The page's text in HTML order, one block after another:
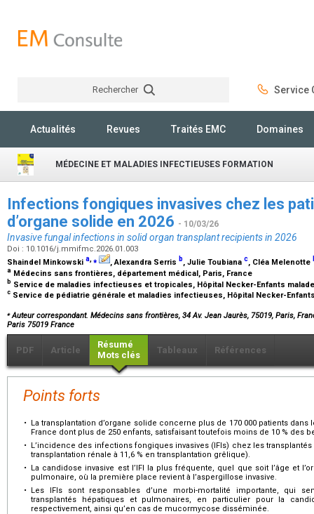
Rechercher Service
Actualités Revues Traités EMC Domaines
MÉDECINE ET MALADIES INFECTIEUSES FORMATION
Infections fongiques invasives chez les
d’organe solide en 2026 - 10/03/26
Invasive fungal infections in solid organ transplant recipients in 2026
Doi : 10.1016/j.mmifmc.2026.01.003
Shaindel Minkowski a,⁎ , Alexandra Serris b, Julie Toubiana c, Cléa Melenotte
a Médecins sans frontières, département médical, Paris, France
b Service de maladies infectieuses et tropicales, Hôpital Necker-Enfants
c Service de pédiatrie générale et maladies infectieuses, Hôpital Necker-
⁎Auteur correspondant. Médecins sans frontières, 34 Av. Jean Jaurès, 75019, Paris,
Paris 75019 France
PDF Article
Résumé
Mots clés
Tableaux Références
Points forts
•
La transplantation d’organe solide concerne plus de 170 000 patients
France dont plus de 250 enfants, satisfaisant toutefois moins de 10 % des
•
L’incidence des infections fongiques invasives (IFIs) chez les transplantés
transplantation rénale à 11,6 % en transplantation grêlique).
•
La candidose invasive est l’IFI la plus fréquente, quel que soit l’âge et
pulmonaire, où la première place revient à l’aspergillose invasive.
•
Les IFIs sont responsables d’une morbi-mortalité importante, qui
transplantés hépatiques et pulmonaires, en particulier pour la
respectivement, ainsi qu’en cas de mucormycose disséminée.